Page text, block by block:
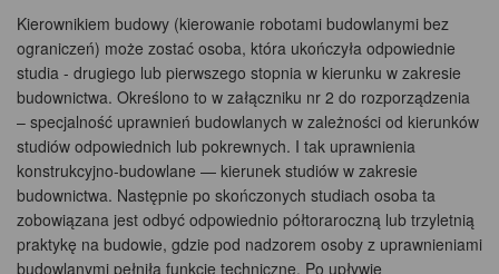
Kierownikiem budowy (kierowanie robotami budowlanymi bez
ograniczeń) może zostać osoba, która ukończyła odpowiednie
studia - drugiego lub pierwszego stopnia w kierunku w zakresie
budownictwa. Określono to w załączniku nr 2 do rozporządzenia
– specjalność uprawnień budowlanych w zależności od kierunków
studiów odpowiednich lub pokrewnych. I tak uprawnienia
konstrukcyjno-budowlane — kierunek studiów w zakresie
budownictwa. Następnie po skończonych studiach osoba ta
zobowiązana jest odbyć odpowiednio półtoraroczną lub trzyletnią
praktykę na budowie, gdzie pod nadzorem osoby z uprawnieniami
budowlanymi pełniła funkcje techniczne. Po upływie